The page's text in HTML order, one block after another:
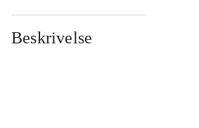
Beskrivelse